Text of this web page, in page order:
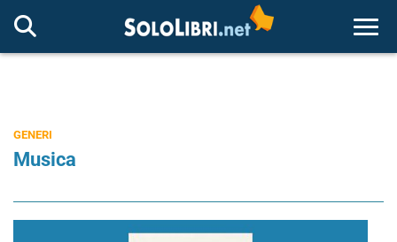
GENERI
Musica